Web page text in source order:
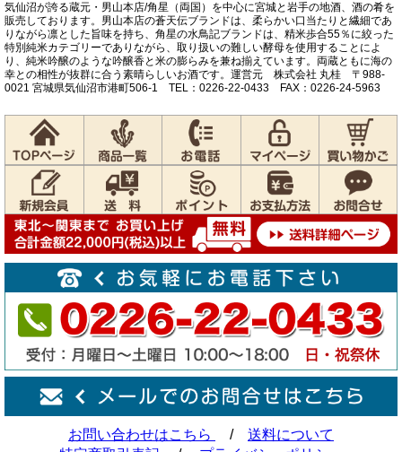
気仙沼が誇る蔵元・男山本店/角星（両国）を中心に宮城と岩手の地酒、酒の肴を
販売しております。男山本店の蒼天伝ブランドは、柔らかい口当たりと繊細であ
りながら凛とした旨味を持ち、角星の水鳥記ブランドは、精米歩合55％に絞った
特別純米カテゴリーでありながら、取り扱いの難しい酵母を使用することによ
り、純米吟醸のような吟醸香と米の膨らみを兼ね揃えています。両蔵ともに海の
幸との相性が抜群に合う素晴らしいお酒です。運営元 株式会社 丸桂 〒988-
0021 宮城県気仙沼市港町506-1 TEL：0226-22-0433 FAX：0226-24-5963
お問い合わせはこちら / 送料について